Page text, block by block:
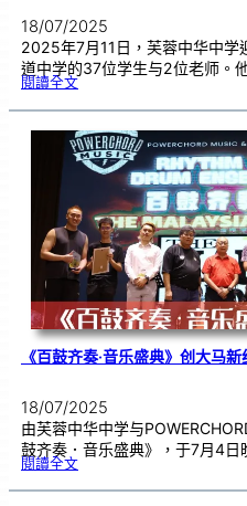
18/07/2025
2025年7月11日，芙蓉中华中
道中学的37位学生与2位老师。
閱讀全文:台
道
学
师
生
到
访
芙
中
流
《百鼓齐奏·音乐盛典》创大马新
18/07/2025
由芙蓉中华中学与
鼓齐奏．音乐盛典》，于7月4
閱讀全文:《
齐